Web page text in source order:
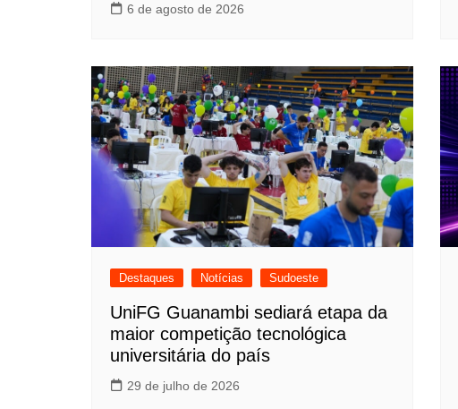
6 de agosto de 2026
Destaques Notícias Sudoeste
UniFG Guanambi sediará etapa da
maior competição tecnológica
universitária do país
29 de julho de 2026